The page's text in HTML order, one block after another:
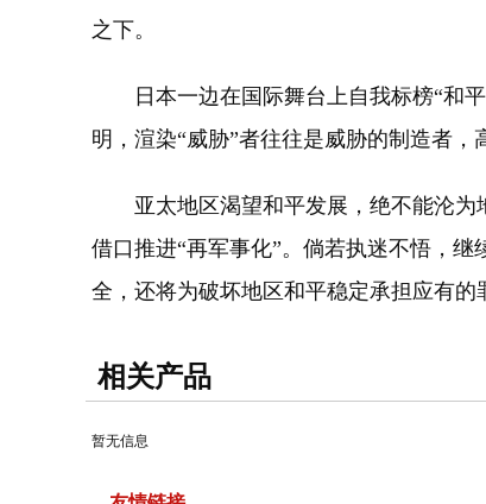
之下。
日本一边在国际舞台上自我标榜“和平
明，渲染“威胁”者往往是威胁的制造者，
亚太地区渴望和平发展，绝不能沦为
借口推进“再军事化”。倘若执迷不悟，
全，还将为破坏地区和平稳定承担应有的
相关产品
暂无信息